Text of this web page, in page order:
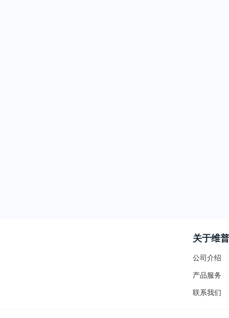
关于维普
公司介绍
产品服务
联系我们